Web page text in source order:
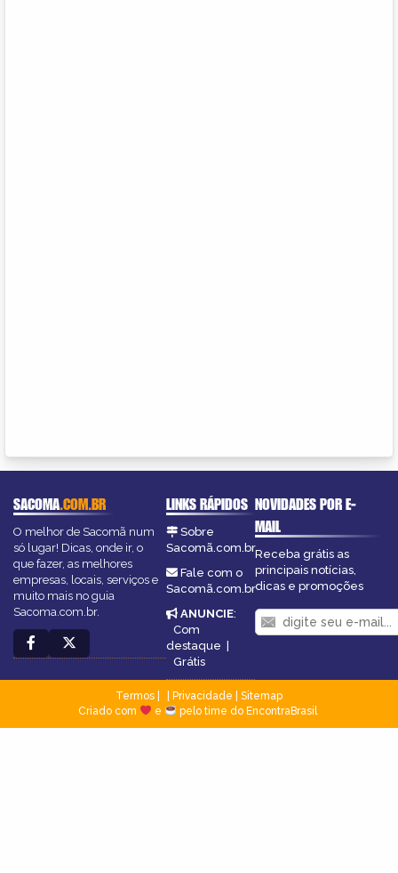
SACOMA.COM.BR
O melhor de Sacomã num
só lugar! Dicas, onde ir, o
que fazer, as melhores
empresas, locais, serviços e
muito mais no guia
Sacoma.com.br.
LINKS RÁPIDOS
Sobre
Sacomã.com.br
Fale com o
Sacomã.com.br
ANUNCIE:
Com
destaque |
Grátis
NOVIDADES POR E-
MAIL
Receba grátis as
principais notícias,
dicas e promoções
Termos Privacidade
Sitemap
Criado com
e pelo time do EncontraBrasil